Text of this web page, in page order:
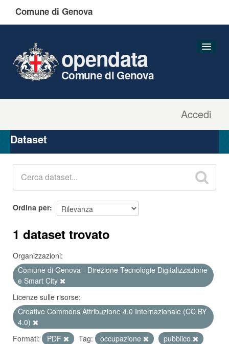
Comune di Genova
Accedi
opendata
Comune di Genova
Organizzazioni
Gruppi
Dataset
Ordina per
1 dataset trovato
Organizzazioni:
Comune di Genova - Direzione Tecnologie Digitalizzazione
e Smart City
Licenze sulle risorse:
Creative Commons Attribuzione 4.0 Internazionale (CC BY
4.0)
Formati:
PDF Tag: occupazione
pubblico